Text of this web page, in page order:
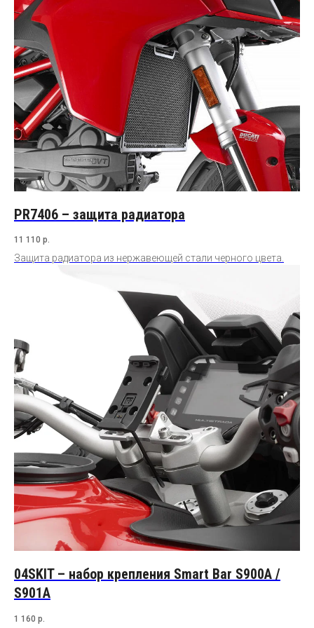
PR7406 – защита радиатора
11 110 р.
Защита радиатора из нержавеющей стали черного цвета.
04SKIT – набор крепления Smart Bar S900A /
S901A
1 160 р.